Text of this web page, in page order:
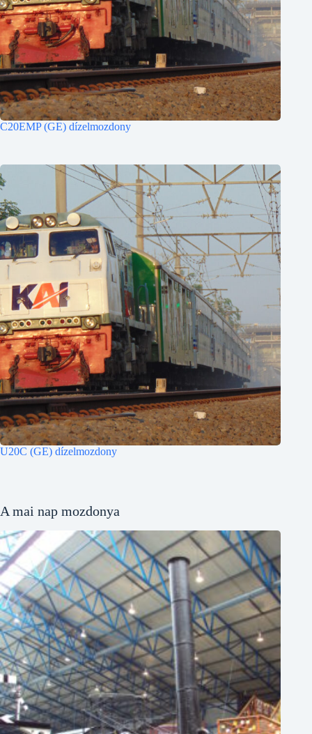
C20EMP (GE) dízelmozdony
U20C (GE) dízelmozdony
A mai nap mozdonya